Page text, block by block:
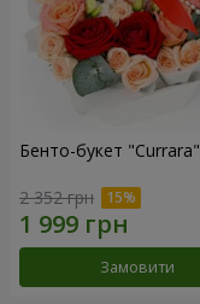
Бенто-букет "Currara"
2 352 грн
Замовити